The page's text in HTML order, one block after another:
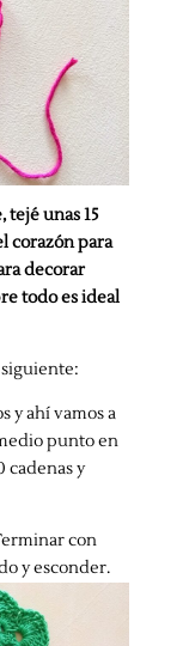
tejé unas 15
corazón para
decorar
todo es ideal
y ahí vamos a
punto en
y
con
y esconder.